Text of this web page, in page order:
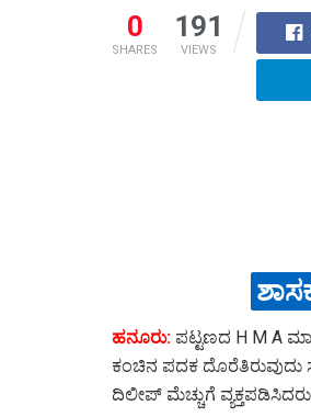
0
SHARES
191
VIEWS
ಹನೂರು: ಪಟ್ಟಣದ H M A
ಕಂಚಿನ ಪದಕ
ದಿಲೀಪ್ ಮೆಚ್ಚುಗೆ